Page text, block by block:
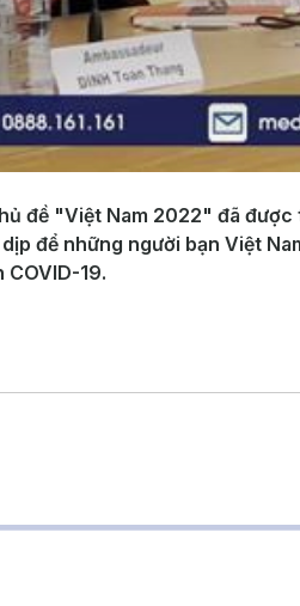
đề "Việt Nam 2022" đã
để những người bạn Việt
19.